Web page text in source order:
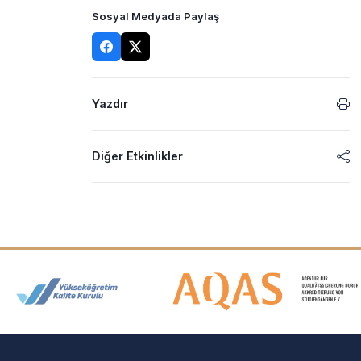
Sosyal Medyada Paylaş
Yazdır
Diğer Etkinlikler
Akreditasyon ve Üyelik